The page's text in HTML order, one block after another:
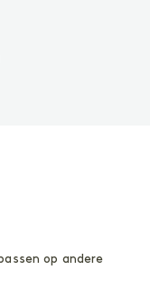
op andere